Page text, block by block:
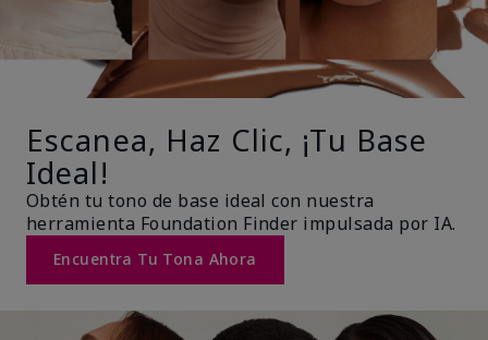
Escanea, Haz Clic, ¡Tu Base
Ideal!
Obtén tu tono de base ideal con nuestra
herramienta Foundation Finder impulsada por IA.
Encuentra Tu Tona Ahora